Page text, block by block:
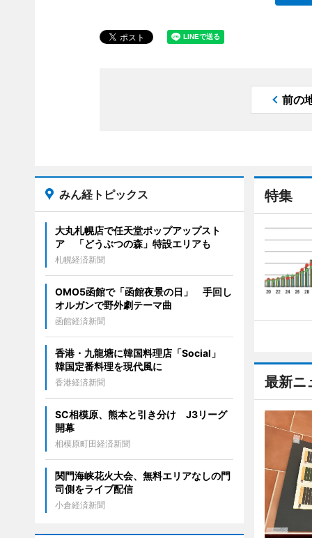
前の
特集
最新ニ
みん経トピックス
大丸札幌店で任天堂ポップアップスト
ア 「どうぶつの森」特設エリアも
札幌経済新聞
OMO5函館で「函館夜景の日」 手回し
オルガンで野外劇テーマ曲
函館経済新聞
香港・九龍塘に韓国料理店「Social」
韓国定番料理を現代風に
香港経済新聞
SC相模原、熊本と引き分け J3リーグ
開幕
相模原町田経済新聞
関門海峡花火大会、無料エリアなしの門
司側をライブ配信
小倉経済新聞